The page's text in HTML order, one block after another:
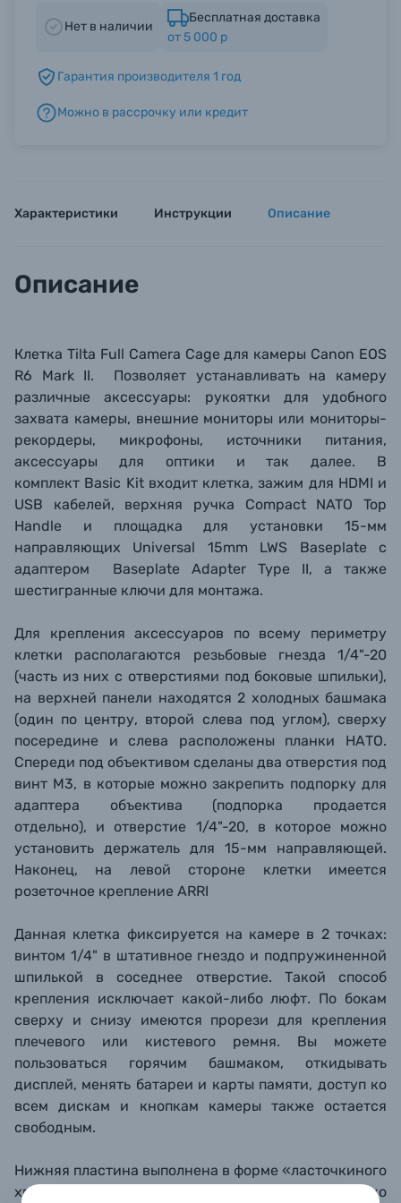
Уценённые товары
Нет в наличии
Бесплатная доставка
от 5 000 р
Гарантия производителя 1 год
Можно в рассрочку или кредит
Характеристики Инструкции Описание
Описание
Клетка Tilta Full Camera Cage для камеры Canon EOS
R6 Mark II. Позволяет устанавливать на камеру
различные аксессуары: рукоятки для удобного
захвата камеры, внешние мониторы или мониторы-
рекордеры, микрофоны, источники питания,
аксессуары для оптики и так далее. В
комплект Basic Kit входит клетка, зажим для HDMI и
USB кабелей, верхняя ручка Compact NATO Top
Handle и площадка для установки 15-мм
направляющих Universal 15mm LWS Baseplate с
адаптером Baseplate Adapter Type II, а также
шестигранные ключи для монтажа.
Для крепления аксессуаров по всему периметру
клетки располагаются резьбовые гнезда 1/4"-20
(часть из них с отверстиями под боковые шпильки),
на верхней панели находятся 2 холодных башмака
(один по центру, второй слева под углом), сверху
посередине и слева расположены планки НАТО.
Спереди под объективом сделаны два отверстия под
винт М3, в которые можно закрепить подпорку для
адаптера объектива (подпорка продается
отдельно), и отверстие 1/4"-20, в которое можно
установить держатель для 15-мм направляющей.
Наконец, на левой стороне клетки имеется
розеточное крепление ARRI
Данная клетка фиксируется на камере в 2 точках:
винтом 1/4" в штативное гнездо и подпружиненной
шпилькой в соседнее отверстие. Такой способ
крепления исключает какой-либо люфт. По бокам
сверху и снизу имеются прорези для крепления
плечевого или кистевого ремня. Вы можете
пользоваться горячим башмаком, откидывать
дисплей, менять батареи и карты памяти, доступ ко
всем дискам и кнопкам камеры также остается
свободным.
Нижняя пластина выполнена в форме «ласточкиного
хвоста» стандарта Arca Swiss, поэтому клетка легко